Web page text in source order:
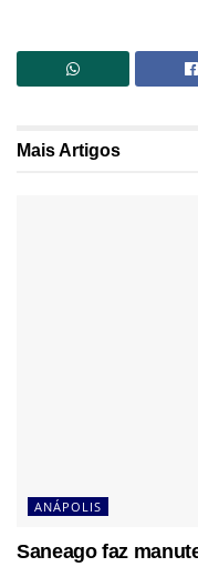
MaisArtigos
ANÁPOLIS
Saneago faz